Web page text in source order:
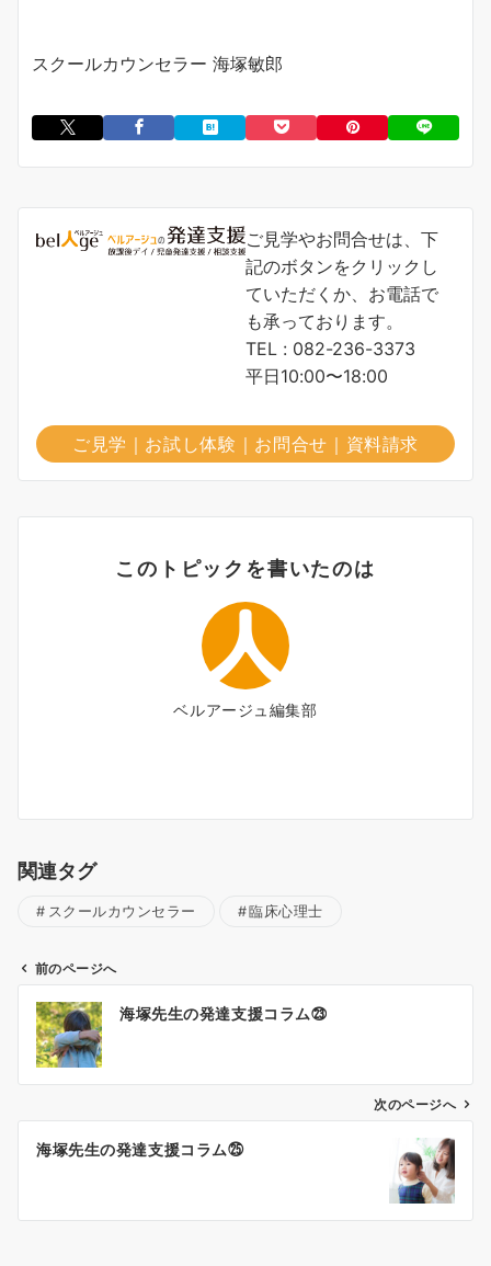
スクールカウンセラー 海塚敏郎
ご見学やお問合せは、下
記のボタンをクリックし
ていただくか、お電話で
も承っております。
TEL : 082-236-3373
平日10:00〜18:00
ご見学｜お試し体験｜お問合せ｜資料請求
このトピックを書いたのは
ベルアージュ編集部
関連タグ
スクールカウンセラー 臨床心理士
投
稿
ナ
ゲ
シ
前のページへ
海塚先生の発達支援コラム㉓
次のページへ
海塚先生の発達支援コラム㉕